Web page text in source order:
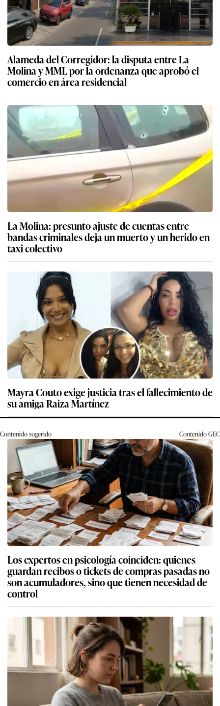
Alameda del Corregidor: la disputa entre La
Molina y MML por la ordenanza que aprobó el
comercio en área residencial
La Molina: presunto ajuste de cuentas entre
bandas criminales deja un muerto y un herido en
taxi colectivo
Mayra Couto exige justicia tras el fallecimiento de
su amiga Raiza Martínez
Contenido sugerido ContenidoGEC
Los expertos en psicología coinciden: quienes
guardan recibos o tickets de compras pasadas no
son acumuladores, sino que tienen necesidad de
control